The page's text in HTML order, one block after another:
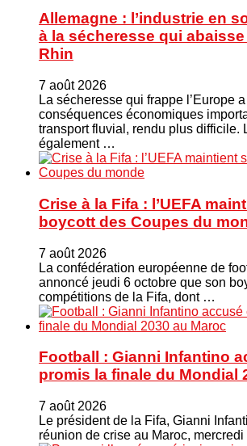
Allemagne : l’industrie en
à la sécheresse qui
Rhin
7 août 2026
La sécheresse qui frappe l’Europe
conséquences économiques
transport fluvial, rendu plus difficile.
également …
Crise à la Fifa : l’UEFA
boycott des Coupes du
7 août 2026
La confédération européenne de
annoncé jeudi 6 octobre que son
compétitions de la Fifa, dont …
Football : Gianni Infantino
promis la finale du Mondial
7 août 2026
Le président de la Fifa, Gianni
réunion de crise au Maroc,